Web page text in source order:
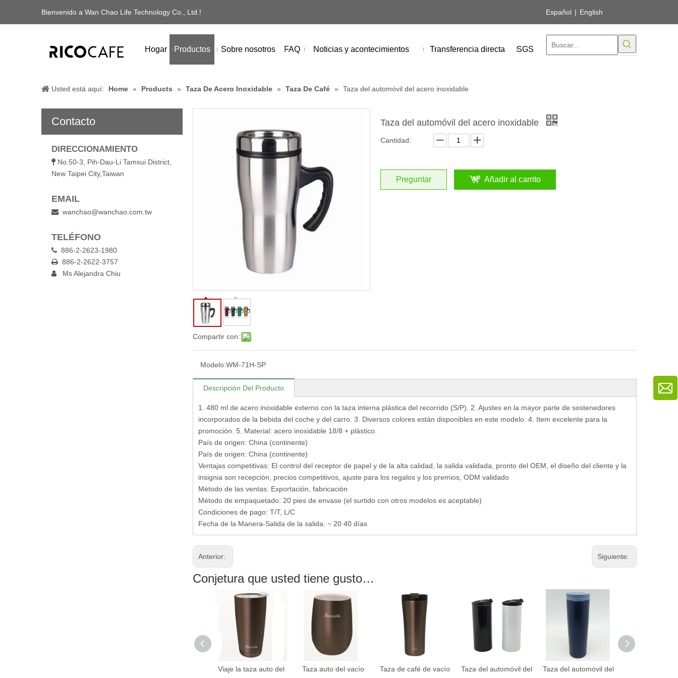
Bienvenido a Wan Chao Life Technology Co., Ltd.! Español | English
Hogar Productos Sobre nosotros FAQ Noticias y acontecimientos Transferencia directa SGS
Usted está aquí: Home » Products » Taza De Acero Inoxidable » Taza De Café » Taza del automóvil del acero inoxidable
Contacto
DIRECCIONAMIENTO
 No.50-3, Pih-Dau-Li Tamsui District,
New Taipei City,Taiwan
EMAIL
 wanchao@wanchao.com.tw
TELÉFONO
 886-2-2623-1980
 886-2-2622-3757
 Ms Alejandra Chiu
Compartir con:
Taza del automóvil del acero inoxidable
Cantidad:
Preguntar Añadir al carrito
Modelo:WM-71H-SP
Descripción Del Producto
1. 480 ml de acero inoxidable externo con la taza interna plástica del recorrido (S/P). 2. Ajustes en la mayor parte de sostenedores
incorporados de la bebida del coche y del carro. 3. Diversos colores están disponibles en este modelo. 4. Item excelente para la
promoción. 5. Material: acero inoxidable 18/8 + plástico.
País de origen: China (continente)
País de origen: China (continente)
Ventajas competitivas: El control del receptor de papel y de la alta calidad, la salida validada, pronto del OEM, el diseño del cliente y la
insignia son recepción, precios competitivos, ajuste para los regalos y los premios, ODM validado
Método de las ventas: Exportación, fabricación
Método de empaquetado: 20 pies de envase (el surtido con otros modelos es aceptable)
Condiciones de pago: T/T, L/C
Fecha de la Manera-Salida de la salida: ~ 20 40 días
Anterior: Siguiente:
Conjetura que usted tiene gusto…
Viaje la taza auto del
Taza auto del vacío
Taza de café de vacío
Taza del automóvil del
Taza del automóvil del